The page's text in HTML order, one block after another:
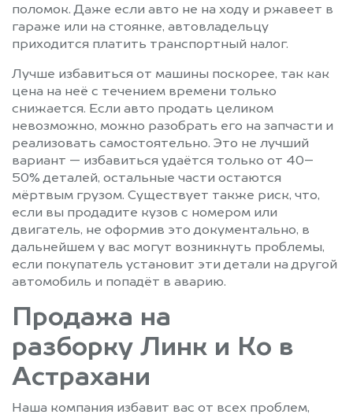
поломок. Даже если авто не на ходу и ржавеет в
гараже или на стоянке, автовладельцу
приходится платить транспортный налог.
Лучше избавиться от машины поскорее, так как
цена на неё с течением времени только
снижается. Если авто продать целиком
невозможно, можно разобрать его на запчасти и
реализовать самостоятельно. Это не лучший
вариант — избавиться удаётся только от 40–
50% деталей, остальные части остаются
мёртвым грузом. Существует также риск, что,
если вы продадите кузов с номером или
двигатель, не оформив это документально, в
дальнейшем у вас могут возникнуть проблемы,
если покупатель установит эти детали на другой
автомобиль и попадёт в аварию.
Продажа на
разборку Линк и Ко в
Астрахани
Наша компания избавит вас от всех проблем,